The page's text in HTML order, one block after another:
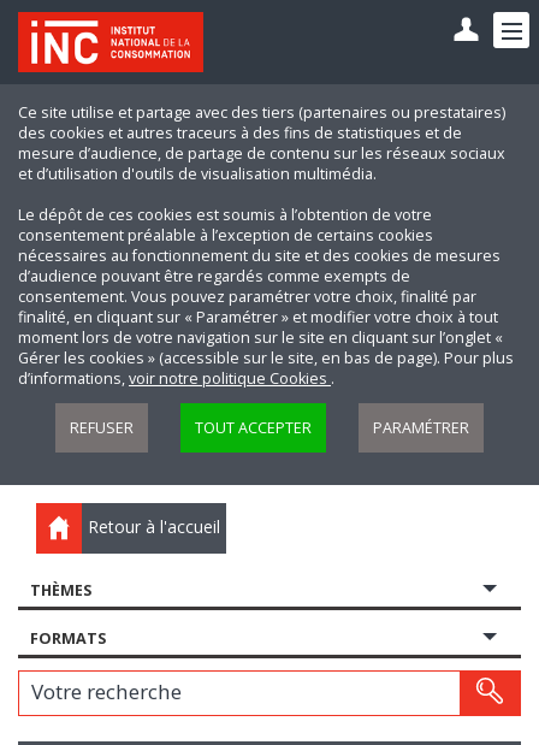
Ce site utilise et partage avec des tiers (partenaires ou prestataires)
des cookies et autres traceurs à des fins de statistiques et de
mesure d’audience, de partage de contenu sur les réseaux sociaux
et d’utilisation d'outils de visualisation multimédia.
Le dépôt de ces cookies est soumis à l’obtention de votre
consentement préalable à l’exception de certains cookies
nécessaires au fonctionnement du site et des cookies de mesures
d’audience pouvant être regardés comme exempts de
consentement. Vous pouvez paramétrer votre choix, finalité par
finalité, en cliquant sur « Paramétrer » et modifier votre choix à tout
moment lors de votre navigation sur le site en cliquant sur l’onglet «
Gérer les cookies » (accessible sur le site, en bas de page). Pour plus
d’informations,voir notre politique Cookies .
REFUSER TOUT ACCEPTER PARAMÉTRER
Retour à l'accueil
THÈMES
FORMATS
Votre recherche